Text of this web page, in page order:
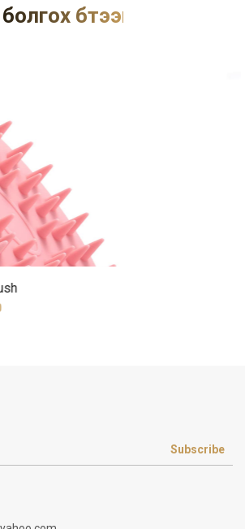
бүтээгдэхүүнүүд
Subscribe